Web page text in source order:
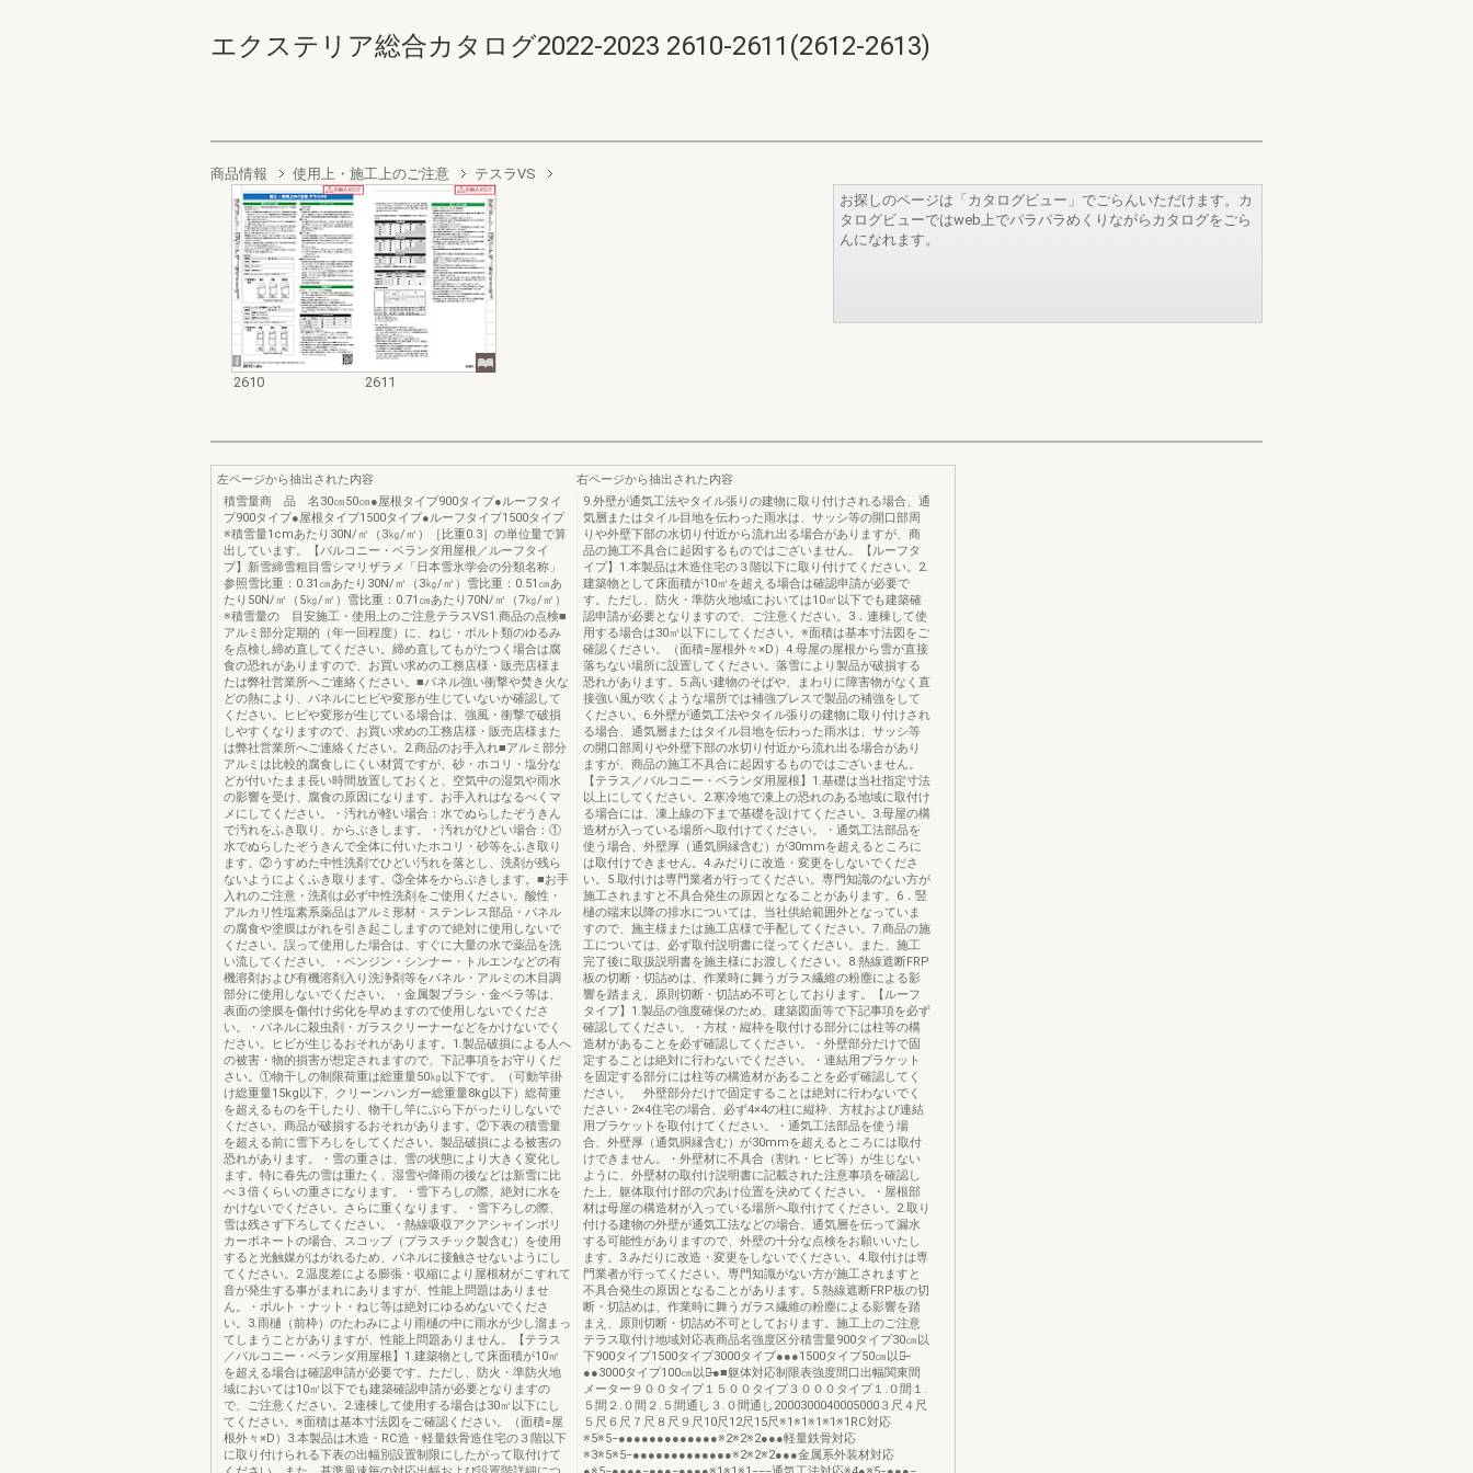
エクステリア総合カタログ2022-2023 2610-2611(2612-2613)
商品情報 使用上・施工上のご注意 テスラVS
2610 2611
お探しのページは「カタログビュー」でごらんいただけます。カ
タログビューではweb上でパラパラめくりながらカタログをごら
んになれます。
左ページから抽出された内容
積雪量商 品 名30㎝50㎝●屋根タイプ900タイプ●ルーフタイ
プ900タイプ●屋根タイプ1500タイプ●ルーフタイプ1500タイプ
※積雪量1cmあたり30N/㎡（3㎏/㎡）［比重0.3］の単位量で算
出しています。【バルコニー・ベランダ用屋根／ルーフタイ
プ】新雪締雪粗目雪シマリザラメ「日本雪氷学会の分類名称」
参照雪比重：0.31㎝あたり30N/㎡（3㎏/㎡）雪比重：0.51㎝あ
たり50N/㎡（5㎏/㎡）雪比重：0.71㎝あたり70N/㎡（7㎏/㎡）
※積雪量の 目安施工・使用上のご注意テラスVS1.商品の点検■
アルミ部分定期的（年一回程度）に、ねじ・ボルト類のゆるみ
を点検し締め直してください。締め直してもがたつく場合は腐
食の恐れがありますので、お買い求めの工務店様・販売店様ま
たは弊社営業所へご連絡ください。■パネル強い衝撃や焚き火な
どの熱により、パネルにヒビや変形が生じていないか確認して
ください。ヒビや変形が生じている場合は、強風・衝撃で破損
しやすくなりますので、お買い求めの工務店様・販売店様また
は弊社営業所へご連絡ください。2.商品のお手入れ■アルミ部分
アルミは比較的腐食しにくい材質ですが、砂・ホコリ・塩分な
どが付いたまま長い時間放置しておくと、空気中の湿気や雨水
の影響を受け、腐食の原因になります。お手入れはなるべくマ
メにしてください。・汚れが軽い場合：水でぬらしたぞうきん
で汚れをふき取り、からぶきします。・汚れがひどい場合：①
水でぬらしたぞうきんで全体に付いたホコリ・砂等をふき取り
ます。②うすめた中性洗剤でひどい汚れを落とし、洗剤が残ら
ないようによくふき取ります。③全体をからぶきします。■お手
入れのご注意・洗剤は必ず中性洗剤をご使用ください。酸性・
アルカリ性塩素系薬品はアルミ形材・ステンレス部品・パネル
の腐食や塗膜はがれを引き起こしますので絶対に使用しないで
ください。誤って使用した場合は、すぐに大量の水で薬品を洗
い流してください。・ベンジン・シンナー・トルエンなどの有
機溶剤および有機溶剤入り洗浄剤等をパネル・アルミの木目調
部分に使用しないでください。・金属製ブラシ・金ベラ等は、
表面の塗膜を傷付け劣化を早めますので使用しないでくださ
い。・パネルに殺虫剤・ガラスクリーナーなどをかけないでく
ださい。ヒビが生じるおそれがあります。1.製品破損による人へ
の被害・物的損害が想定されますので、下記事項をお守りくだ
さい。①物干しの制限荷重は総重量50㎏以下です。（可動竿掛
け総重量15kg以下、クリーンハンガー総重量8kg以下）総荷重
を超えるものを干したり、物干し竿にぶら下がったりしないで
ください。商品が破損するおそれがあります。②下表の積雪量
を超える前に雪下ろしをしてください。製品破損による被害の
恐れがあります。・雪の重さは、雪の状態により大きく変化し
ます。特に春先の雪は重たく、湿雪や降雨の後などは新雪に比
べ３倍くらいの重さになります。・雪下ろしの際、絶対に水を
かけないでください。さらに重くなります。・雪下ろしの際、
雪は残さず下ろしてください。・熱線吸収アクアシャインポリ
カーボネートの場合、スコップ（プラスチック製含む）を使用
すると光触媒がはがれるため、パネルに接触させないようにし
てください。2.温度差による膨張・収縮により屋根材がこすれて
音が発生する事がまれにありますが、性能上問題はありませ
ん。・ボルト・ナット・ねじ等は絶対にゆるめないでくださ
い。3.雨樋（前枠）のたわみにより雨樋の中に雨水が少し溜まっ
てしまうことがありますが、性能上問題ありません。【テラス
／バルコニー・ベランダ用屋根】1.建築物として床面積が10㎡
を超える場合は確認申請が必要です。ただし、防火・準防火地
域においては10㎡以下でも建築確認申請が必要となりますの
で、ご注意ください。2.連棟して使用する場合は30㎡以下にし
てください。※面積は基本寸法図をご確認ください。（面積=屋
根外々×D）3.本製品は木造・RC造・軽量鉄骨造住宅の３階以下
に取り付けられる下表の出幅別設置制限にしたがって取付けて
右ページから抽出された内容
9.外壁が通気工法やタイル張りの建物に取り付けされる場合、通
気層またはタイル目地を伝わった雨水は、サッシ等の開口部周
りや外壁下部の水切り付近から流れ出る場合がありますが、商
品の施工不具合に起因するものではございません。【ルーフタ
イプ】1.本製品は木造住宅の３階以下に取り付けてください。2.
建築物として床面積が10㎡を超える場合は確認申請が必要で
す。ただし、防火・準防火地域においては10㎡以下でも建築確
認申請が必要となりますので、ご注意ください。3．連棟して使
用する場合は30㎡以下にしてください。※面積は基本寸法図をご
確認ください。（面積=屋根外々×D）4.母屋の屋根から雪が直接
落ちない場所に設置してください。落雪により製品が破損する
恐れがあります。5.高い建物のそばや、まわりに障害物がなく直
接強い風が吹くような場所では補強ブレスで製品の補強をして
ください。6.外壁が通気工法やタイル張りの建物に取り付けされ
る場合、通気層またはタイル目地を伝わった雨水は、サッシ等
の開口部周りや外壁下部の水切り付近から流れ出る場合があり
ますが、商品の施工不具合に起因するものではございません。
【テラス／バルコニー・ベランダ用屋根】1.基礎は当社指定寸法
以上にしてください。2.寒冷地で凍上の恐れのある地域に取付け
る場合には、凍上線の下まで基礎を設けてください。3.母屋の構
造材が入っている場所へ取付けてください。・通気工法部品を
使う場合、外壁厚（通気胴縁含む）が30mmを超えるところに
は取付けできません。4.みだりに改造・変更をしないでくださ
い。5.取付けは専門業者が行ってください。専門知識のない方が
施工されますと不具合発生の原因となることがあります。6．竪
樋の端末以降の排水については、当社供給範囲外となっていま
すので、施主様または施工店様で手配してください。7.商品の施
工については、必ず取付説明書に従ってください。また、施工
完了後に取扱説明書を施主様にお渡しください。8.熱線遮断FRP
板の切断・切詰めは、作業時に舞うガラス繊維の粉塵による影
響を踏まえ、原則切断・切詰め不可としております。【ルーフ
タイプ】1.製品の強度確保のため、建築図面等で下記事項を必ず
確認してください。・方杖・縦枠を取付ける部分には柱等の構
造材があることを必ず確認してください。・外壁部分だけで固
定することは絶対に行わないでください。・連結用ブラケット
を固定する部分には柱等の構造材があることを必ず確認してく
ださい。 外壁部分だけで固定することは絶対に行わないでく
ださい・2×4住宅の場合、必ず4×4の柱に縦枠、方杖および連結
用ブラケットを取付けてください。・通気工法部品を使う場
合、外壁厚（通気胴縁含む）が30mmを超えるところには取付
けできません。・外壁材に不具合（割れ・ヒビ等）が生じない
ように、外壁材の取付け説明書に記載された注意事項を確認し
た上、躯体取付け部の穴あけ位置を決めてください。・屋根部
材は母屋の構造材が入っている場所へ取付けてください。2.取り
付ける建物の外壁が通気工法などの場合、通気層を伝って漏水
する可能性がありますので、外壁の十分な点検をお願いいたし
ます。3.みだりに改造・変更をしないでください。4.取付けは専
門業者が行ってください。専門知識がない方が施工されますと
不具合発生の原因となることがあります。5.熱線遮断FRP板の切
断・切詰めは、作業時に舞うガラス繊維の粉塵による影響を踏
まえ、原則切断・切詰め不可としております。施工上のご注意
テラス取付け地域対応表商品名強度区分積雪量900タイプ30㎝以
下900タイプ1500タイプ3000タイプ●●●1500タイプ50㎝以下̶
●●3000タイプ100㎝以下̶̶●■躯体対応制限表強度間口出幅関東間
メーター９００タイプ１５００タイプ３０００タイプ１.０間１.
５間２.０間２.５間通し３.０間通し2000300040005000３尺４尺
５尺６尺７尺８尺９尺10尺12尺15尺※1※1※1※1※1RC対応
※5※5−●●●●●●●●●●●●●※2※2※2●●●軽量鉄骨対応
※3※5※5−●●●●●●●●●●●●●※2※2※2●●●金属系外装材対応